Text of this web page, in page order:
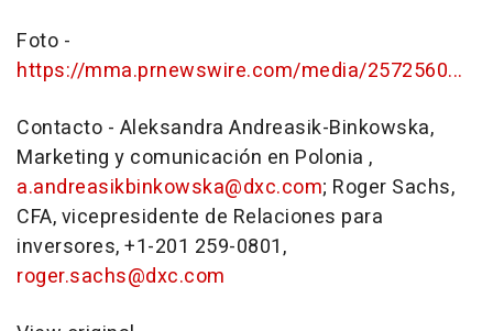
Foto -
https://mma.prnewswire.com/media/2572560...
Contacto - Aleksandra Andreasik-Binkowska,
Marketing y comunicación en Polonia ,
a.andreasikbinkowska@dxc.com; Roger Sachs,
CFA, vicepresidente de Relaciones para
inversores, +1-201 259-0801,
roger.sachs@dxc.com